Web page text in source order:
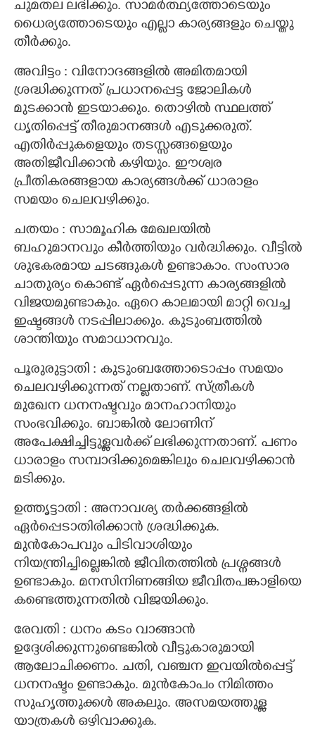
ചുമതല ലഭിക്കും. സാമർത്ഥ്യത്തോടെയും
ധൈര്യത്തോടെയും എല്ലാ കാര്യങ്ങളും ചെയ്തു
തീർക്കും.
അവിട്ടം : വിനോദങ്ങളിൽ അമിതമായി
ശ്രദ്ധിക്കുന്നത് പ്രധാനപ്പെട്ട ജോലികൾ
മുടക്കാൻ ഇടയാക്കും. തൊഴിൽ സ്ഥലത്ത്
ധൃതിപ്പെട്ട് തീരുമാനങ്ങൾ എടുക്കരുത്.
എതിർപ്പുകളെയും തടസ്സങ്ങളെയും
അതിജീവിക്കാൻ കഴിയും. ഈശ്വര
പ്രീതികരങ്ങളായ കാര്യങ്ങൾക്ക് ധാരാളം
സമയം ചെലവഴിക്കും.
ചതയം : സാമൂഹിക മേഖലയിൽ
ബഹുമാനവും കീർത്തിയും വർദ്ധിക്കും. വീട്ടിൽ
ശുഭകരമായ ചടങ്ങുകൾ ഉണ്ടാകാം. സംസാര
ചാതുര്യം കൊണ്ട് ഏർപ്പെടുന്ന കാര്യങ്ങളിൽ
വിജയമുണ്ടാകും. ഏറെ കാലമായി മാറ്റി വെച്ച
ഇഷ്ടങ്ങൾ നടപ്പിലാക്കും. കുടുംബത്തിൽ
ശാന്തിയും സമാധാനവും.
പൂരുരുട്ടാതി : കുടുംബത്തോടൊപ്പം സമയം
ചെലവഴിക്കുന്നത് നല്ലതാണ്. സ്ത്രീകൾ
മുഖേന ധനനഷ്ടവും മാനഹാനിയും
സംഭവിക്കും. ബാങ്കിൽ ലോണിന്
അപേക്ഷിച്ചിട്ടുള്ളവർക്ക് ലഭിക്കുന്നതാണ്. പണം
ധാരാളം സമ്പാദിക്കുമെങ്കിലും ചെലവഴിക്കാൻ
മടിക്കും.
ഉത്തൃട്ടാതി : അനാവശ്യ തർക്കങ്ങളിൽ
ഏർപ്പെടാതിരിക്കാൻ ശ്രദ്ധിക്കുക.
മുൻകോപവും പിടിവാശിയും
നിയന്ത്രിച്ചില്ലെങ്കിൽ ജീവിതത്തിൽ പ്രശ്നങ്ങൾ
ഉണ്ടാകും. മനസിനിണങ്ങിയ ജീവിതപങ്കാളിയെ
കണ്ടെത്തുന്നതിൽ വിജയിക്കും.
രേവതി : ധനം കടം വാങ്ങാൻ
ഉദ്ദേശിക്കുന്നുണ്ടെങ്കിൽ വീട്ടുകാരുമായി
ആലോചിക്കണം. ചതി, വഞ്ചന ഇവയിൽപ്പെട്ട്
ധനനഷ്ടം ഉണ്ടാകും. മുൻകോപം നിമിത്തം
സുഹൃത്തുക്കൾ അകലും. അസമയത്തുള്ള
യാത്രകൾ ഒഴിവാക്കുക.
Share this link
Copy Link